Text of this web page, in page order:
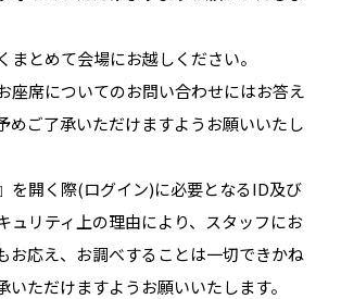
とめて会場にお越しください。
座席についてのお問い合わせにはお答え
めご了承いただけますようお願いいたし
を開く際(ログイン)に必要となるID及び
ュリティ上の理由により、スタッフにお
お応え、お調べすることは一切できかね
いただけますようお願いいたします。